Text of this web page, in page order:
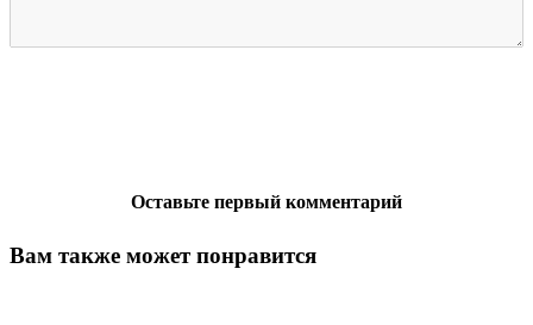
Оставьте первый комментарий
Вам также может понравится